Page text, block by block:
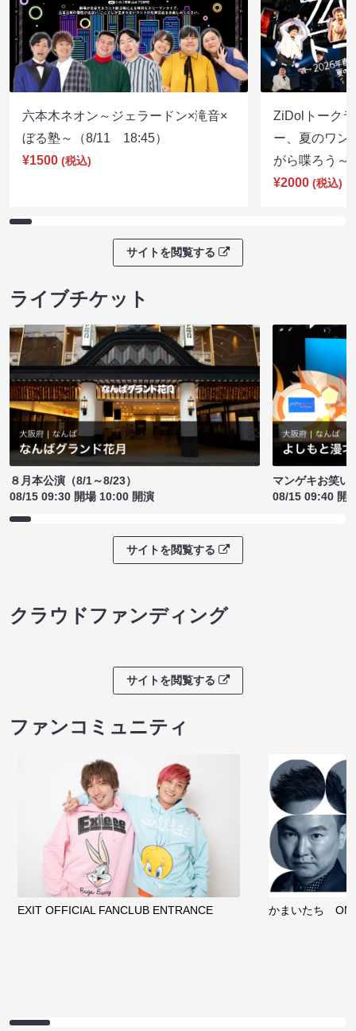
六本木ネオン～ジェラードン×滝音×
ぼる塾～（8/11 18:45）
¥1500 (税込)
ZiDolトーク
ー、夏のワン
がら喋ろう
¥2000 (税込)
サイトを閲覧する
ライブチケット
８月本公演（8/1～8/23）
08/15 09:30 開場 10:00 開演
マンゲキお笑い
08/15 09:40 開
サイトを閲覧する
クラウドファンディング
サイトを閲覧する
ファンコミュニティ
EXIT OFFICIAL FANCLUB ENTRANCE かまいたち